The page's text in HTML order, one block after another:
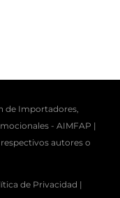
de Importadores,
- AIMFAP |
autores o
de Privacidad |